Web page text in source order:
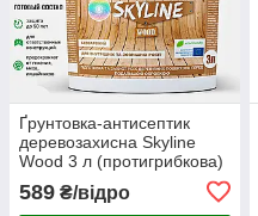
Ґрунтовка-антисептик
деревозахисна Skyline
Wood 3 л (протигрибкова)
589 ₴/відро